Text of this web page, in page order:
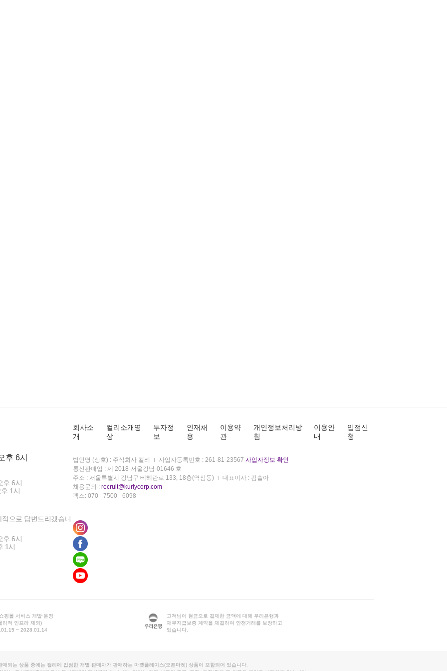
후 6시
후 6시
1시
으로 답변드리겠습니
후 6시
1시
회사소
개
컬리소개영
상
투자정
보
인재채
용
이용약
관
개인정보처리방
침
이용안
내
입점신
청
법인명 (상호) : 주식회사 컬리 사업자등록번호 : 261-81-23567 사업자정보 확인
통신판매업 : 제 2018-서울강남-01646 호
주소 : 서울특별시 강남구 테헤란로 133, 18층(역삼동)
대표이사 : 김슬아
채용문의 : recruit@kurlycorp.com
팩스: 070 - 7500 - 6098
핑몰 서비스 개발·운영
리적 인프라 제외)
~ 2028.01.14
고객님이 현금으로 결제한 금액에 대해 우리은행과
채무지급보증 계약을 체결하여 안전거래를 보장하고
있습니다.
매되는 상품 중에는 컬리에 입점한 개별 판매자가 판매하는 마켓플레이스(오픈마켓) 상품이 포함되어 있습니다.